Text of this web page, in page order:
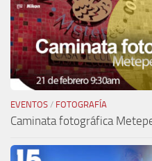
EVENTOS / FOTOGRAFÍA
Caminata fotográfica